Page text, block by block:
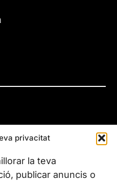
privacitat
la teva
publicar anuncis o